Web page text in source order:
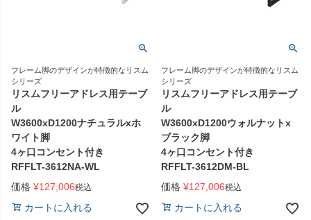
フレーム脚のデザインが特徴的なリスム
シリーズ
リスムフリーアドレス用テーブ
ル
W3600xD1200ナチュラルxホ
ワイト脚
4ヶ口コンセント付き
RFFLT-3612NA-WL
価格 ¥127,006税込
カートに入れる
フレーム脚のデザインが特徴的なリスム
シリーズ
リスムフリーアドレス用テーブ
ル
W3600xD1200ウォルナットx
ブラック脚
4ヶ口コンセント付き
RFFLT-3612DM-BL
価格 ¥127,006税込
カートに入れる